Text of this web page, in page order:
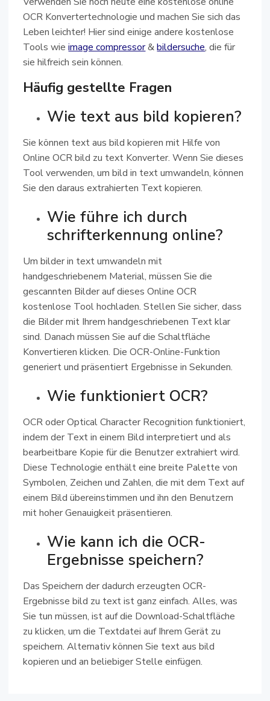
OCR Konvertertechnologie und machen Sie sich das
Leben leichter! Hier sind einige andere kostenlose
Tools wieimage compressor&bildersuche, die für
sie hilfreich sein können.
Häufig gestellte Fragen
Wie text aus bild kopieren?
Sie können text aus bild kopieren mit Hilfe von
Online OCR bild zu text Konverter. Wenn Sie dieses
Tool verwenden, um bild in text umwandeln, können
Sie den daraus extrahierten Text kopieren.
Wie führe ich durch
schrifterkennung online?
Um bilder in text umwandeln mit
handgeschriebenem Material, müssen Sie die
gescannten Bilder auf dieses Online OCR
kostenlose Tool hochladen. Stellen Sie sicher, dass
die Bilder mit Ihrem handgeschriebenen Text klar
sind. Danach müssen Sie auf die Schaltfläche
Konvertieren klicken. Die OCR-Online-Funktion
generiert und präsentiert Ergebnisse in Sekunden.
Wie funktioniert OCR?
OCR oder Optical Character Recognition funktioniert,
indem der Text in einem Bild interpretiert und als
bearbeitbare Kopie für die Benutzer extrahiert wird.
Diese Technologie enthält eine breite Palette von
Symbolen, Zeichen und Zahlen, die mit dem Text auf
einem Bild übereinstimmen und ihn den Benutzern
mit hoher Genauigkeit präsentieren.
Wie kann ich die OCR-
Ergebnisse speichern?
Das Speichern der dadurch erzeugten OCR-
Ergebnisse bild zu text ist ganz einfach. Alles, was
Sie tun müssen, ist auf die Download-Schaltfläche
zu klicken, um die Textdatei auf Ihrem Gerät zu
speichern. Alternativ können Sie text aus bild
kopieren und an beliebiger Stelle einfügen.